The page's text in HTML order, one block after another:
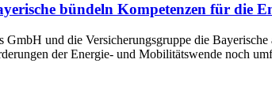
bündeln Kompetenzen für die
und die Versicherungsgruppe die
der Energie- und Mobilitätswende noch